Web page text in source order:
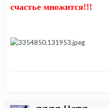
счастье множится!!!